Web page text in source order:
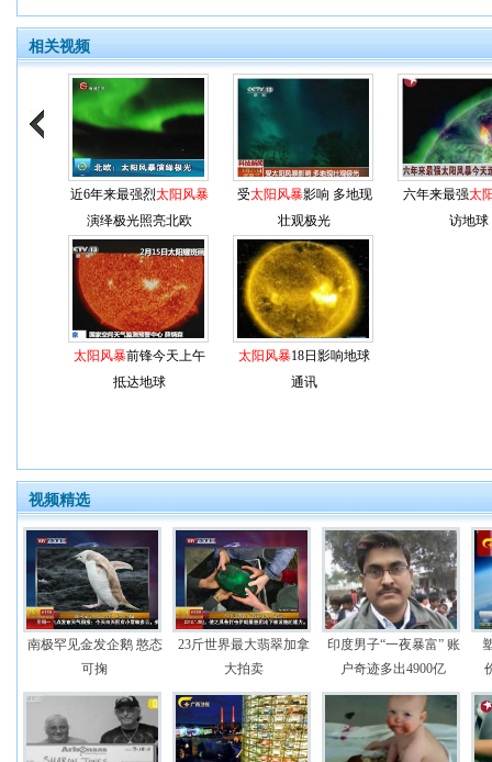
相关视频
近6年来最强烈太阳风暴
演绎极光照亮北欧
受太阳风暴影响 多地现
壮观极光
六年来最强太
访地球
太阳风暴前锋今天上午
抵达地球
太阳风暴18日影响地球
通讯
视频精选
南极罕见金发企鹅 憨态
可掬
23斤世界最大翡翠加拿
大拍卖
印度男子“一夜暴富” 账
户奇迹多出4900亿